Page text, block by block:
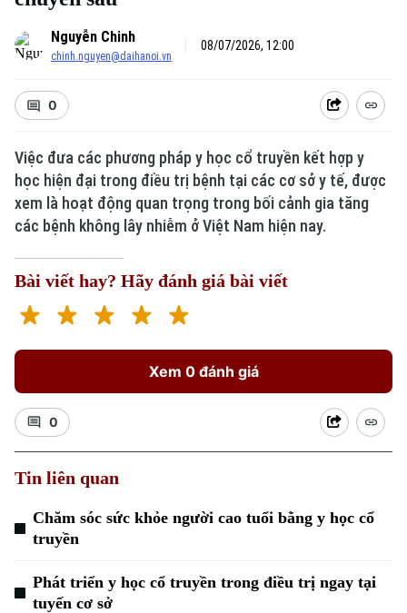
Xu hướng
Nguyễn Chinh
chinh.nguyen@daihanoi.vn
08/07/2026, 12:00
0
Việc đưa các phương pháp y học cổ truyền kết hợp y
học hiện đại trong điều trị bệnh tại các cơ sở y tế, được
xem là hoạt động quan trọng trong bối cảnh gia tăng
các bệnh không lây nhiễm ở Việt Nam hiện nay.
Bài viết hay? Hãy đánh giá bài viết
Xem 0 đánh giá
0
Tin liên quan
Chăm sóc sức khỏe người cao tuổi bằng y học cổ
truyền
Phát triển y học cổ truyền trong điều trị ngay tại
tuyến cơ sở